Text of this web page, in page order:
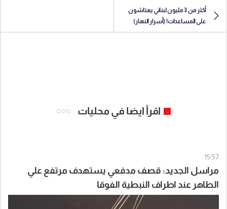
أكثر من 3 مليون لبناني يعتاشون
على المساعدات! (أسرار النهار)
اقرأ ايضا في محليات
15:57
مراسل الجديد: قصف مدفعي يستهدف مرتفع علي
الطاهر عند اطراف النبطية الفوقا